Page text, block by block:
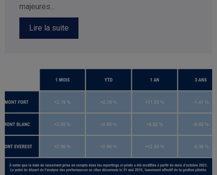
majeures...
Lire la suite